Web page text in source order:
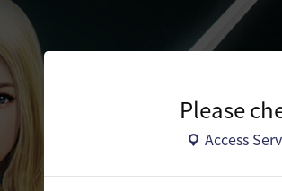
Please
Access